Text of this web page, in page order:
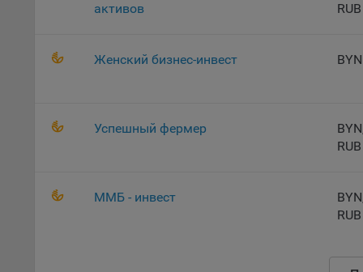
Inc.
активов
RUB
Женский бизнес-инвест BYN
Успешный фермер
RUB
ММБ - инвест
RUB